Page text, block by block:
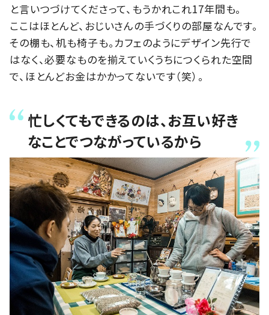
と言いつづけてくださって、もうかれこれ17年間も。
ここはほとんど、おじいさんの手づくりの部屋なんです。
その棚も、机も椅子も。カフェのようにデザイン先行で
はなく、必要なものを揃えていくうちにつくられた空間
で、ほとんどお金はかかってないです（笑）。
忙しくてもできるのは、お互い好き
なことでつながっているから